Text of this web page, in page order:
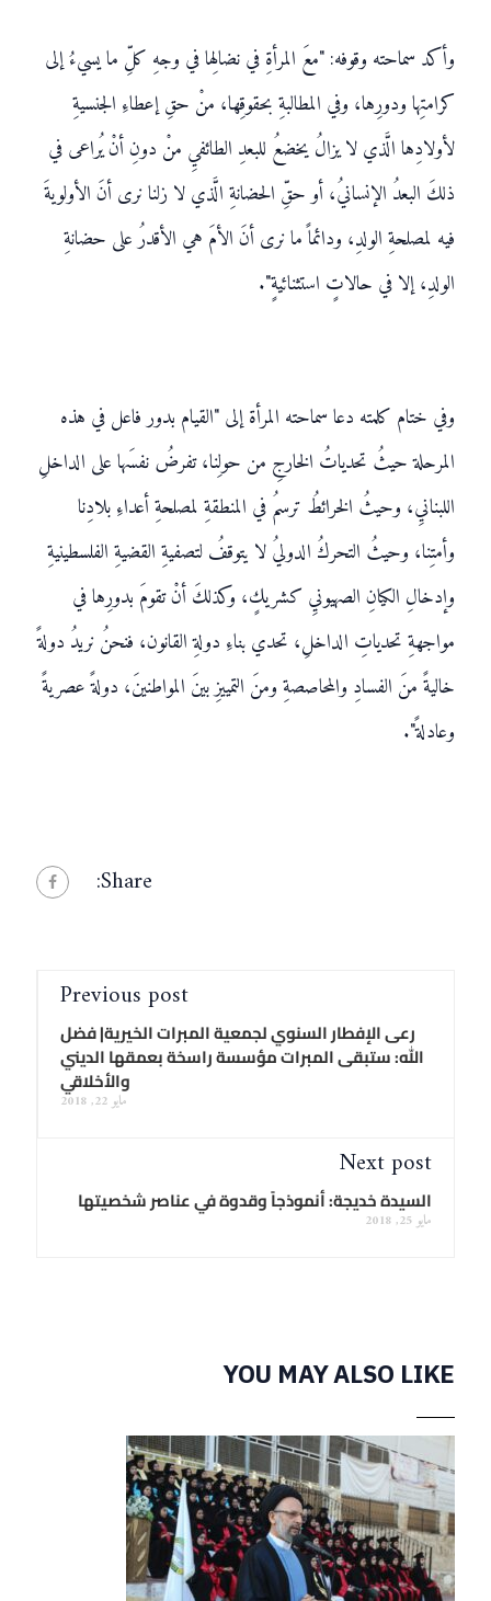
وأكد سماحته وقوفه: "معَ المرأةِ في نضالِها في وجهِ كلِّ ما يسيءُ إلى
كرامتِها ودورِها، وفي المطالبةِ بحقوقِها، منْ حقِ إعطاءِ الجنسيةِ
لأولادِها الَّذي لا يزالُ يخضعُ للبعدِ الطائفيِ منْ دونِ أنْ يُراعى في
ذلكَ البعدُ الإنسانيُ، أو حقِّ الحضانةِ الَّذي لا زلنا نرى أنَ الأولويةَ
فيه لمصلحةِ الولدِ، ودائماً ما نرى أنَ الأمَ هي الأقدرُ على حضانةِ
الولدِ، إلا في حالاتٍ استثنائيةٍ".
وفي ختام كلمته دعا سماحته المرأة إلى "القيام بدور فاعل في هذه
المرحلة حيثُ تحدياتُ الخارجِ من حولِنا، تفرضُ نفسَها على الداخلِ
اللبنانيِ، وحيثُ الخرائطُ ترسمُ في المنطقةِ لمصلحةِ أعداءِ بلادِنا
وأمتِنا، وحيثُ التحركُ الدوليُ لا يتوقفُ لتصفيةِ القضيةِ الفلسطينيةِ
وإدخالِ الكيانِ الصهيونيِ كشريكٍ، وكذلكَ أنْ تقومَ بدورِها في
مواجهةِ تحدياتِ الداخلِ، تحدي بناءِ دولةِ القانون، فنحنُ نريدُ دولةً
خاليةً منَ الفسادِ والمحاصصةِ ومنَ التمييزِ بينَ المواطنينَ، دولةً عصريةً
وعادلةً".
Share:
Previous post
رعى الإفطار السنوي لجمعية المبرات الخيرية| فضل
الله: ستبقى المبرات مؤسسة راسخة بعمقها الديني
والأخلاقي
مايو 22, 2018
Next post
السيدة خديجة: أنموذجاً وقدوة في عناصر شخصيتها
مايو 25, 2018
YOU MAY ALSO LIKE